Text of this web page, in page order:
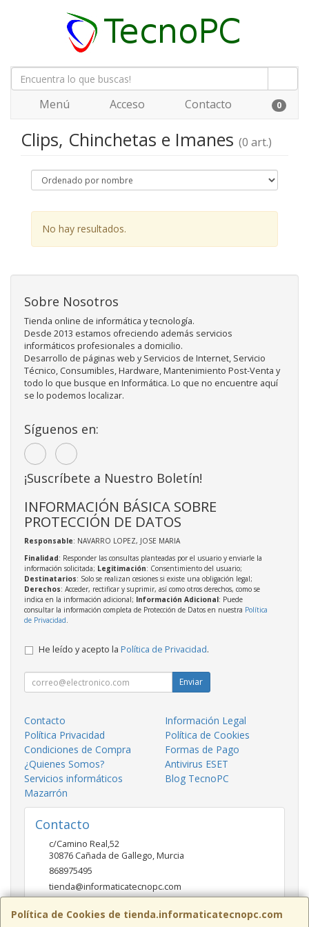
Menú Acceso Contacto 0
Clips, Chinchetas e Imanes (0 art.)
No hay resultados.
Política de Cookies de tienda.informaticatecnopc.com
Sobre Nosotros
Tienda online de informática y tecnología.
Desde 2013 estamos ofreciendo además servicios
informáticos profesionales a domicilio.
Desarrollo de páginas web y Servicios de Internet, Servicio
Técnico, Consumibles, Hardware, Mantenimiento Post-Venta y
todo lo que busque en Informática. Lo que no encuentre aquí
se lo podemos localizar.
Síguenos en:
¡Suscríbete a Nuestro Boletín!
INFORMACIÓN BÁSICA SOBRE
PROTECCIÓN DE DATOS
Responsable: NAVARRO LOPEZ, JOSE MARIA
Finalidad: Responder las consultas planteadas por el usuario y enviarle la
información solicitada; Legitimación: Consentimiento del usuario;
Destinatarios: Solo se realizan cesiones si existe una obligación legal;
Derechos: Acceder, rectificar y suprimir, así como otros derechos, como se
indica en la información adicional; Información Adicional: Puede
consultar la información completa de Protección de Datos en nuestra Política
de Privacidad.
He leído y acepto la Política de Privacidad.
Enviar
Contacto
Información Legal
Política Privacidad
Política de Cookies
Condiciones de Compra
Formas de Pago
¿Quienes Somos?
Antivirus ESET
Servicios informáticos
Mazarrón
Blog TecnoPC
Contacto
c/Camino Real,52
30876 Cañada de Gallego,Murcia
868975495
tienda@informaticatecnopc.com